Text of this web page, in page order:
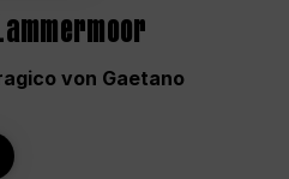
von Gaetano